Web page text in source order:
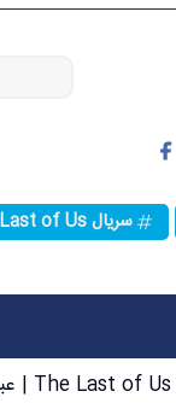
سریال The Last of Us